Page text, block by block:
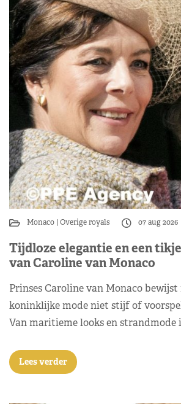
Monaco Overige royals 07 aug 2026
Tijdloze elegantie en een
van Caroline van Monaco
Prinses Caroline van Monaco
koninklijke mode niet stijf of
Van maritieme looks en strandmode
Lees verder